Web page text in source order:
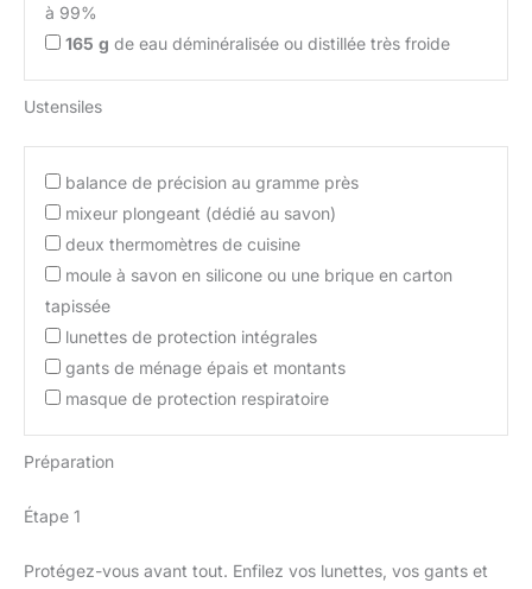
à 99%
165 g de eau déminéralisée ou distillée très froide
Ustensiles
balance de précision au gramme près
mixeur plongeant (dédié au savon)
deux thermomètres de cuisine
moule à savon en silicone ou une brique en carton
tapissée
lunettes de protection intégrales
gants de ménage épais et montants
masque de protection respiratoire
Préparation
Étape 1
Protégez-vous avant tout. Enfilez vos lunettes, vos gants et